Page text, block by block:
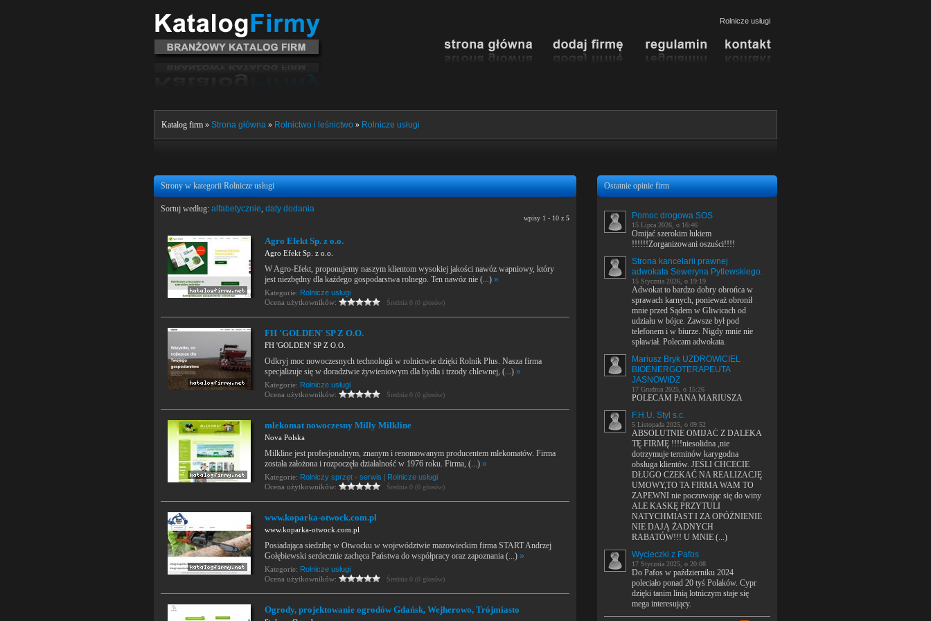
Rolnicze usługi
Katalog firm » Strona główna » Rolnictwo i leśnictwo » Rolnicze usługi
Strony w kategorii Rolnicze usługi
Sortuj według: alfabetycznie, daty dodania
wpisy 1 - 10 z 5
Agro Efekt Sp. z o.o.
Agro Efekt Sp. z o.o.
W Agro-Efekt, proponujemy naszym klientom wysokiej jakości nawóz wapniowy, który
jest niezbędny dla każdego gospodarstwa rolnego. Ten nawóz nie (...) »
Kategorie: Rolnicze usługi
Ocena użytkowników:
Średnia 0 (0 głosów)
FH 'GOLDEN' SP Z O.O.
FH 'GOLDEN' SP Z O.O.
Odkryj moc nowoczesnych technologii w rolnictwie dzięki Rolnik Plus. Nasza firma
specjalizuje się w doradztwie żywieniowym dla bydła i trzody chlewnej, (...) »
Kategorie: Rolnicze usługi
Ocena użytkowników:
Średnia 0 (0 głosów)
mlekomat nowoczesny Milly Milkline
Nova Polska
Milkline jest profesjonalnym, znanym i renomowanym producentem mlekomatów. Firma
została założona i rozpoczęła działalność w 1976 roku. Firma, (...) »
Kategorie: Rolniczy sprzęt - serwis | Rolnicze usługi
Ocena użytkowników:
Średnia 0 (0 głosów)
www.koparka-otwock.com.pl
www.koparka-otwock.com.pl
Posiadająca siedzibę w Otwocku w województwie mazowieckim firma START Andrzej
Gołębiewski serdecznie zachęca Państwa do współpracy oraz zapoznania (...) »
Kategorie: Rolnicze usługi
Ocena użytkowników:
Średnia 0 (0 głosów)
Ogrody, projektowanie ogrodów Gdańsk, Wejherowo, Trójmiasto
Ostatnie opinie firm
Pomoc drogowa SOS
15 Lipca 2026, o 16:46
Omijać szerokim łukiem
!!!!!!Zorganizowani oszuści!!!!
Strona kancelarii prawnej
adwokata Seweryna Pytlewskiego.
15 Stycznia 2026, o 19:19
Adwokat to bardzo dobry obrońca w
sprawach karnych, ponieważ obronił
mnie przed Sądem w Gliwicach od
udziału w bójce. Zawsze był pod
telefonem i w biurze. Nigdy mnie nie
spławiał. Polecam adwokata.
Mariusz Bryk UZDROWICIEL
BIOENERGOTERAPEUTA
JASNOWIDZ
17 Grudnia 2025, o 15:26
POLECAM PANA MARIUSZA
F.H.U. Styl s.c.
5 Listopada 2025, o 09:52
ABSOLUTNIE OMIJAĆ Z DALEKA
TĘ FIRMĘ !!!!niesolidna ,nie
dotrzymuje terminów karygodna
obsługa klientów. JEŚLI CHCECIE
DŁUGO CZEKAĆ NA REALIZACJĘ
UMOWY,TO TA FIRMA WAM TO
ZAPEWNI nie poczuwając się do winy
ALE KASKĘ PRZYTULI
NATYCHMIAST I ZA OPÓŻNIENIE
NIE DAJĄ ŻADNYCH
RABATÓW!!! U MNIE (...)
Wycieczki z Pafos
17 Stycznia 2025, o 20:08
Do Pafos w październiku 2024
poleciało ponad 20 tyś Polaków. Cypr
dzięki tanim linią lotniczym staje się
mega interesujący.